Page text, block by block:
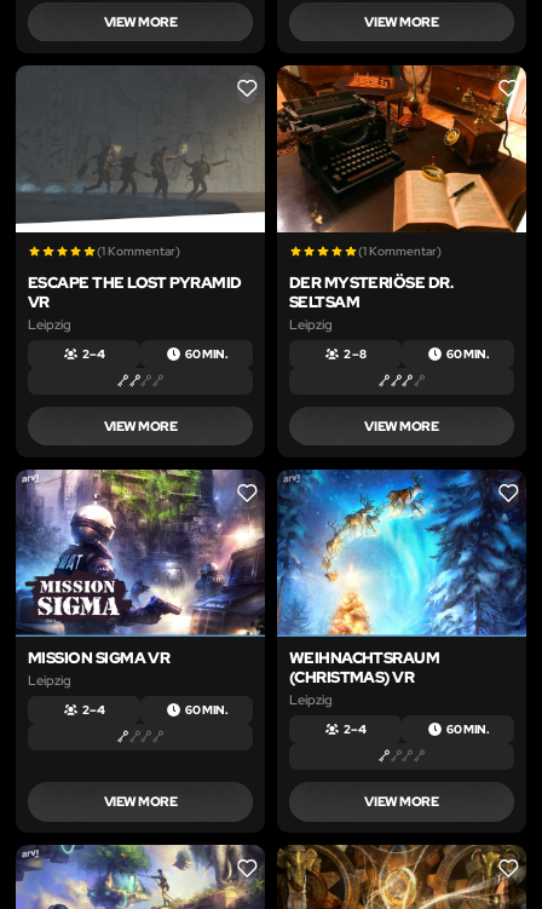
VIEW MORE VIEW MORE
LIKE
(1 Kommentar)
ESCAPE THE LOST PYRAMID
VR
Leipzig
2 – 4 60 MIN.
VIEW MORE
LIKE
(1 Kommentar)
DER MYSTERIÖSE DR.
SELTSAM
Leipzig
2 – 8 60 MIN.
VIEW MORE
LIKE
MISSION SIGMA VR
Leipzig
2 – 4 60 MIN.
VIEW MORE
LIKE
WEIHNACHTSRAUM
(CHRISTMAS) VR
Leipzig
2 – 4 60 MIN.
VIEW MORE
LIKE LIKE